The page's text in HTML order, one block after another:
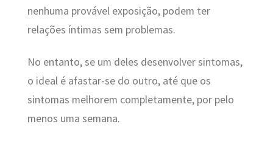
nenhuma provável exposição, podem ter
relações íntimas sem problemas.
No entanto, se um deles desenvolver sintomas,
o ideal é afastar-se do outro, até que os
sintomas melhorem completamente, por pelo
menos uma semana.